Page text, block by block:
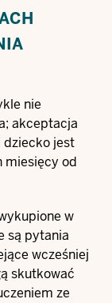
nie
akceptacja
dziecko jest
miesięcy od
w
są pytania
wcześniej
skutkować
ze